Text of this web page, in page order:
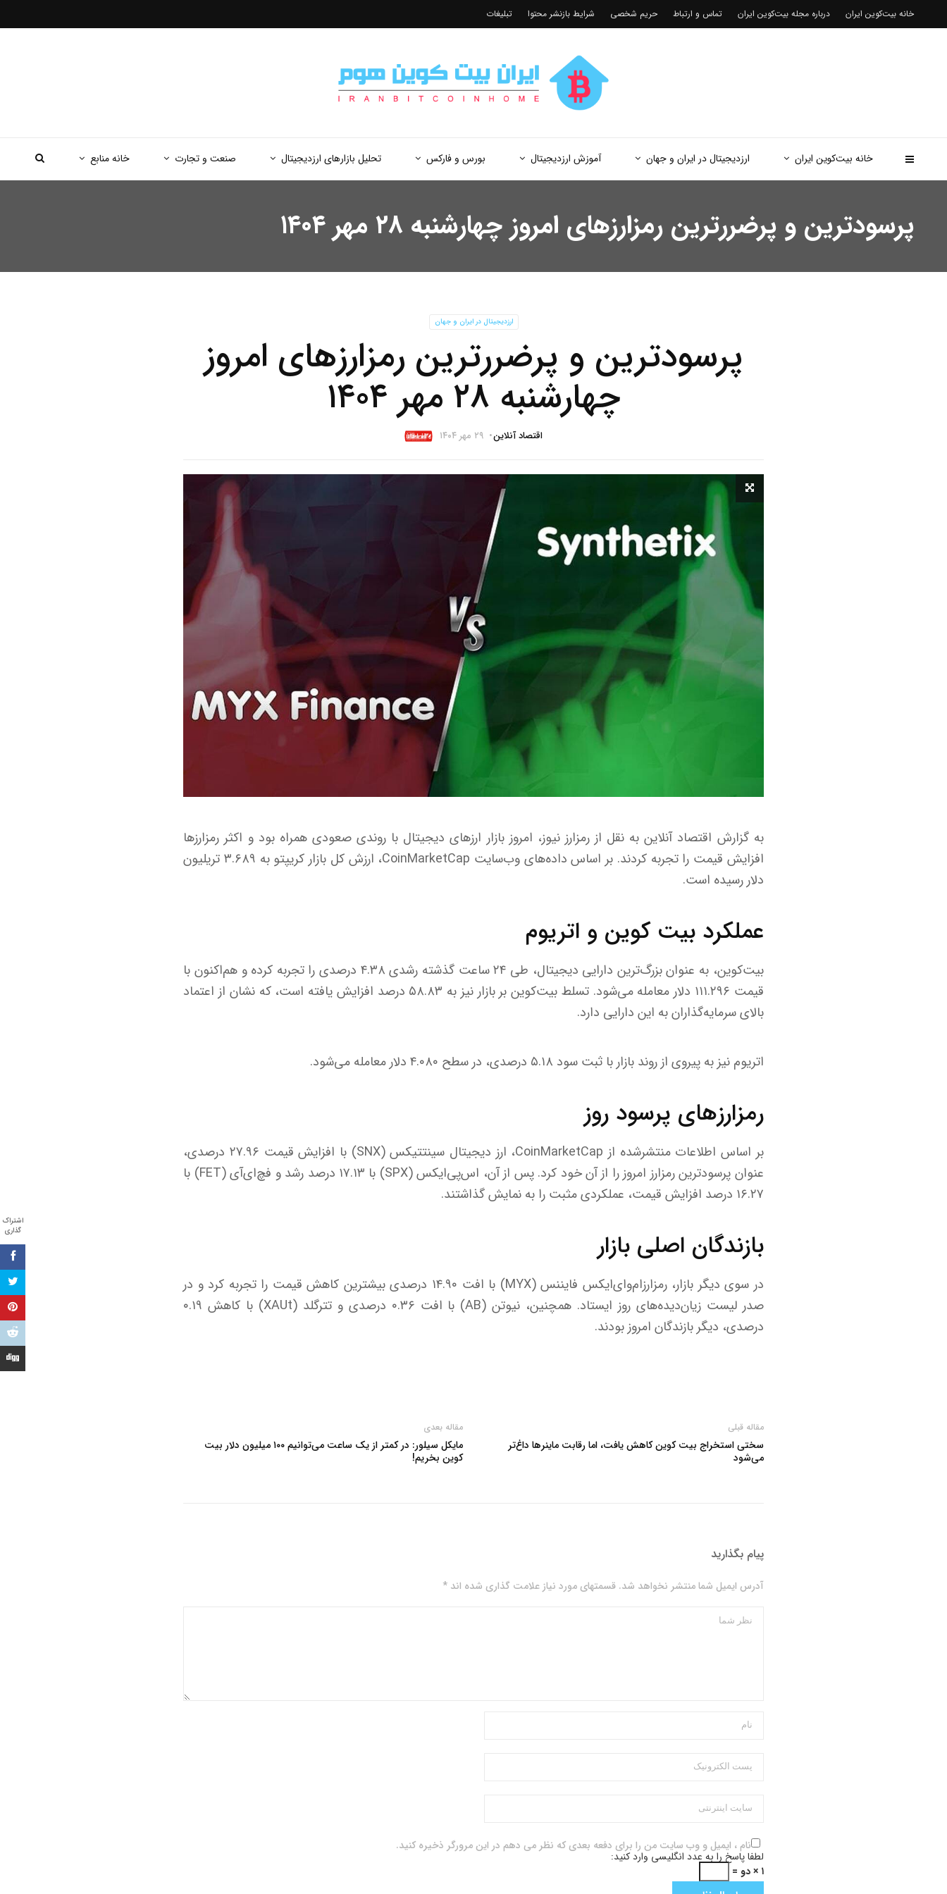
خانه بیت‌کوین ایران ارزدیجیتال در ایران و جهان آموزش ارزدیجیتال بورس و فارکس تحلیل بازارهای ارزدیجیتال صنعت و تجارت خانه منابع
خانه بیت‌کوین ایران درباره مجله بیت‌کوین ایران تماس و ارتباط حریم شخصی شرایط بازنشر محتوا تبلیغات
پرسودترین و پرضررترین رمزارزهای امروز چهارشنبه ۲۸ مهر ۱۴۰۴
ارزدیجیتال در ایران و جهان
پرسودترین و پرضررترین رمزارزهای امروز
چهارشنبه ۲۸ مهر ۱۴۰۴
اقتصاد آنلاین ۲۹ مهر ۱۴۰۴
اشتراک
گذاری
به گزارش اقتصاد آنلاین به نقل از رمزارز نیوز، امروز بازار ارز‌های دیجیتال با روندی صعودی همراه بود و اکثر رمزارز‌ها
افزایش قیمت را تجربه کردند. بر اساس داده‌های وب‌سایت CoinMarketCap، ارزش کل بازار کریپتو به ۳.۶۸۹ تریلیون
دلار رسیده است.
عملکرد بیت کوین و اتریوم
بیت‌کوین، به عنوان بزرگ‌ترین دارایی دیجیتال، طی ۲۴ ساعت گذشته رشدی ۴.۳۸ درصدی را تجربه کرده و هم‌اکنون با
قیمت ۱۱۱.۲۹۶ دلار معامله می‌شود. تسلط بیت‌کوین بر بازار نیز به ۵۸.۸۳ درصد افزایش یافته است، که نشان از اعتماد
بالای سرمایه‌گذاران به این دارایی دارد.
اتریوم نیز به پیروی از روند بازار با ثبت سود ۵.۱۸ درصدی، در سطح ۴.۰۸۰ دلار معامله می‌شود.
رمزارز‌های پرسود روز
بر اساس اطلاعات منتشرشده از CoinMarketCap، ارز دیجیتال سینتتیکس (SNX) با افزایش قیمت ۲۷.۹۶ درصدی،
عنوان پرسودترین رمزارز امروز را از آن خود کرد. پس از آن، اس‌پی‌ایکس (SPX) با ۱۷.۱۳ درصد رشد و فچ‌ای‌آی (FET) با
۱۶.۲۷ درصد افزایش قیمت، عملکردی مثبت را به نمایش گذاشتند.
بازندگان اصلی بازار
در سوی دیگر بازار، رمزارز‌ام‌وای‌ایکس فایننس (MYX) با افت ۱۴.۹۰ درصدی بیشترین کاهش قیمت را تجربه کرد و در
صدر لیست زیان‌دیده‌های روز ایستاد. همچنین، نیوتن (AB) با افت ۰.۳۶ درصدی و تترگلد (XAUt) با کاهش ۰.۱۹
درصدی، دیگر بازندگان امروز بودند.
مقاله قبلی
سختی استخراج بیت‌ کوین کاهش یافت، اما رقابت ماینرها داغ‌تر
می‌شود
مقاله بعدی
مایکل سیلور: در کمتر از یک ساعت می‌توانیم ۱۰۰ میلیون دلار بیت‌
کوین بخریم!
پیام بگذارید
آدرس ایمیل شما منتشر نخواهد شد. قسمتهای مورد نیاز علامت گذاری شده اند *
نام ، ایمیل و وب سایت من را برای دفعه بعدی که نظر می دهم در این مرورگر ذخیره کنید.
لطفا پاسخ را به عدد انگلیسی وارد کنید:
۱ × دو =